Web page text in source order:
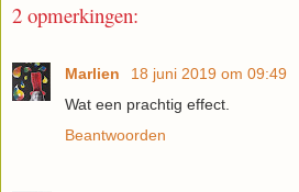
2 opmerkingen:
Marlien
18 juni 2019 om 09:49
Wat een prachtig effect.
Beantwoorden